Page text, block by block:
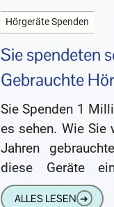
Hörgeräte Spenden
Sie spendeten
Gebrauchte
Sie Spenden 1
es sehen. Wie
Jahren
diese Geräte
Krisengebieten und
ALLES LESEN ➔